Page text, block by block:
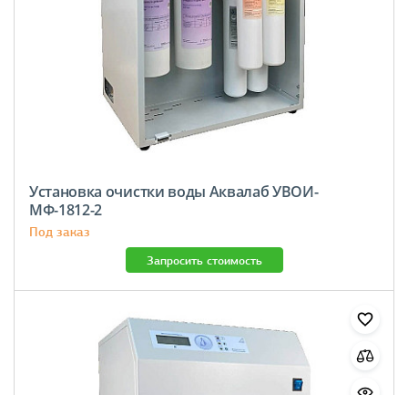
Установка очистки воды Аквалаб УВОИ-
МФ-1812-2
Под заказ
Запросить стоимость